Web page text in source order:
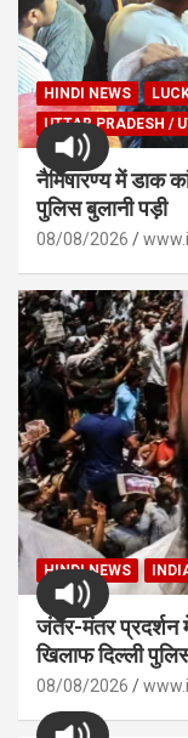
HINDI NEWS
UTTAR PRADESH /
नैमिषारण्य में डाक
पुलिस बुलानी पड़ी
08/08/2026
HINDI NEWS
जंतर-मंतर
खिलाफ दिल्ली
08/08/2026